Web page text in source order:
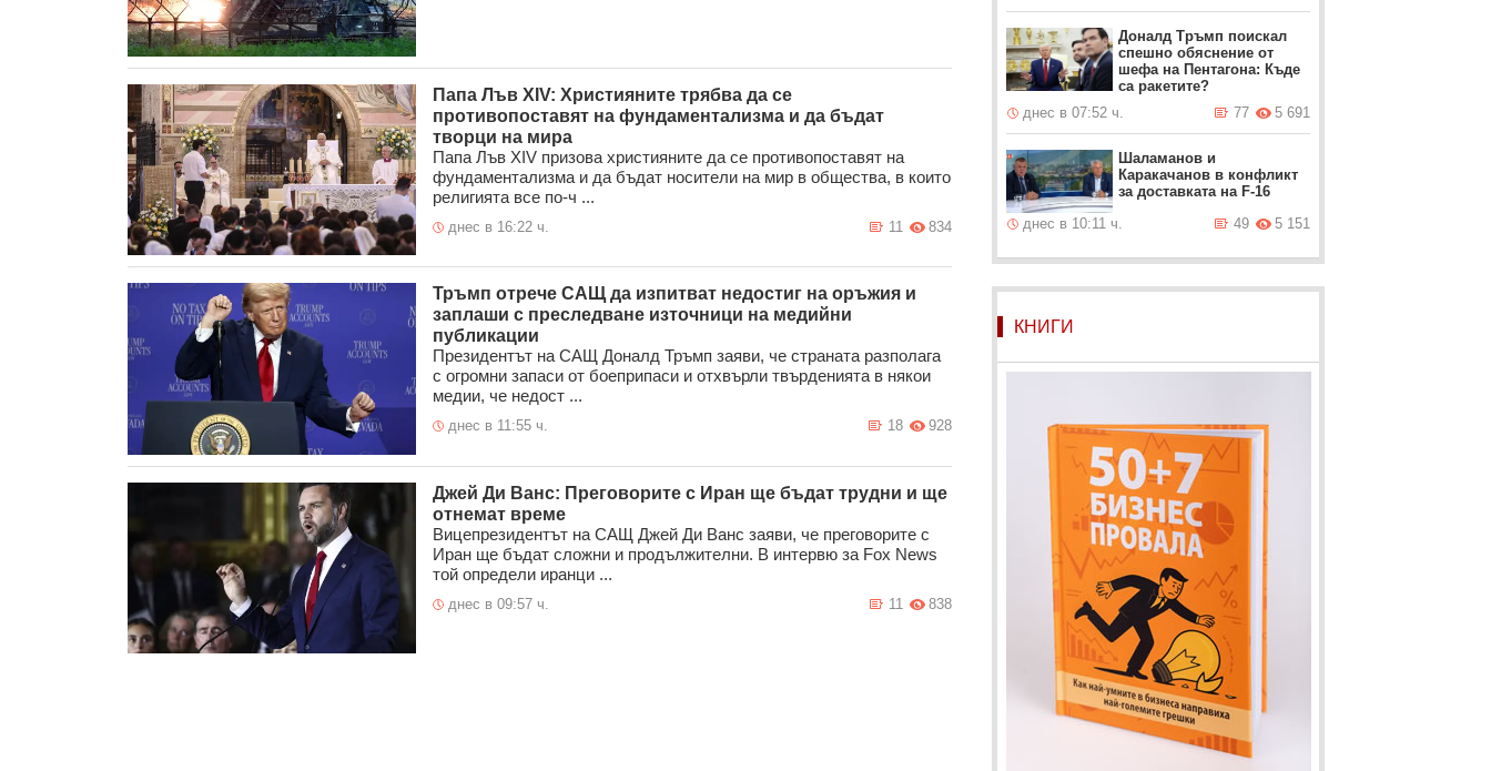
Папа Лъв XIV: Християните трябва да се
противопоставят на фундаментализма и да бъдат
творци на мира
Папа Лъв XIV призова християните да се противопоставят на
фундаментализма и да бъдат носители на мир в общества, в които
религията все по-ч ...
днес в 16:22 ч. 834
11
Тръмп отрече САЩ да изпитват недостиг на оръжия и
заплаши с преследване източници на медийни
публикации
Президентът на САЩ Доналд Тръмп заяви, че страната разполага
с огромни запаси от боеприпаси и отхвърли твърденията в някои
медии, че недост ...
днес в 11:55 ч. 928
18
Джей Ди Ванс: Преговорите с Иран ще бъдат трудни и ще
отнемат време
Вицепрезидентът на САЩ Джей Ди Ванс заяви, че преговорите с
Иран ще бъдат сложни и продължителни. В интервю за Fox News
той определи иранци ...
днес в 09:57 ч. 838
11
Доналд Тръмп поискал
спешно обяснение от
шефа на Пентагона: Къде
са ракетите?
днес в 07:52 ч.
5 691
77
Шаламанов и
Каракачанов в конфликт
за доставката на F-16
днес в 10:11 ч.
5 151
49
КНИГИ